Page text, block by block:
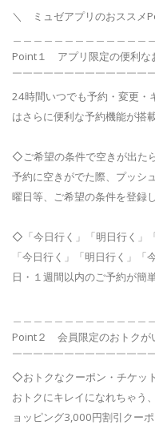
＼ ミュゼアプリのおススメ
Point１ アプリ限定の便利な
￣￣￣￣￣￣￣￣￣￣￣￣￣
24時間いつでも予約・変更・
はさらに便利な予約機能が搭
◇ご希望の条件で空きが出た
予約に空きがでた際、プッシ
曜日等、ご希望の条件を登録
◇「今日行く」「明日行く」
「今日行く」「明日行く」
日・１週間以内のご予約が簡
Point２ 会員限定のおトクが
￣￣￣￣￣￣￣￣￣￣￣￣￣
◇おトクなクーポン・チケッ
おトクにキレイになれちゃう
ョッピング3,000円割引クー